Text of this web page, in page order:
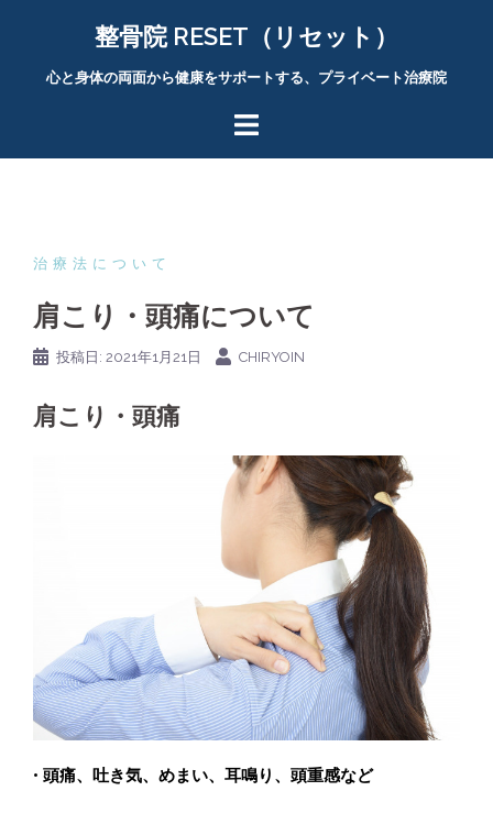
整骨院 RESET（リセット）
心と身体の両面から健康をサポートする、プライベート治療院
治療法について
肩こり・頭痛について
投稿日: 2021年1月21日 CHIRYOIN
肩こり・頭痛
• 頭痛、吐き気、めまい、耳鳴り、頭重感など